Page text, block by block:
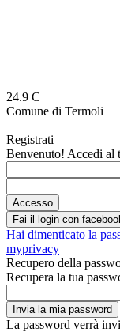
24.9 C
Comune di Termoli
Registrati
Benvenuto! Accedi al
Fai il login con
Hai dimenticato la
myprivacy
Recupero della
Recupera la tua
La password verrà